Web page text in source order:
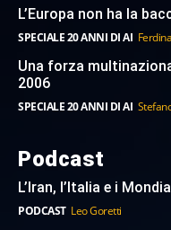
L’Europa non ha la
SPECIALE 20 ANNI DI AI
Una forza
2006
SPECIALE 20 ANNI DI AI
Podcast
L’Iran, l’Italia e i
PODCAST Leo Goretti